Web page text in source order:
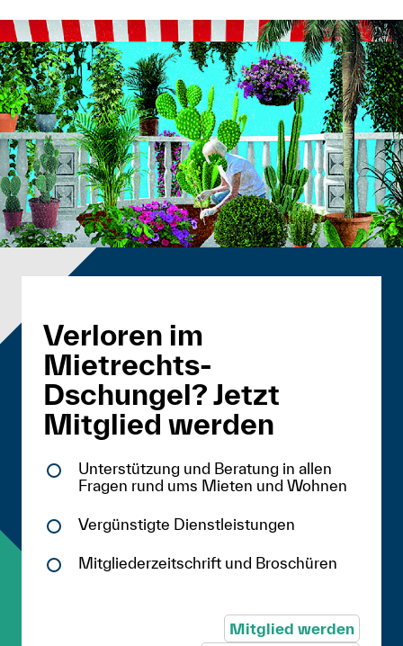
Verloren im
Mietrechts-
Dschungel? Jetzt
Mitglied werden
Unterstützung und Beratung in allen
Fragen rund ums Mieten und Wohnen
Vergünstigte Dienstleistungen
Mitgliederzeitschrift und Broschüren
Mitglied werden